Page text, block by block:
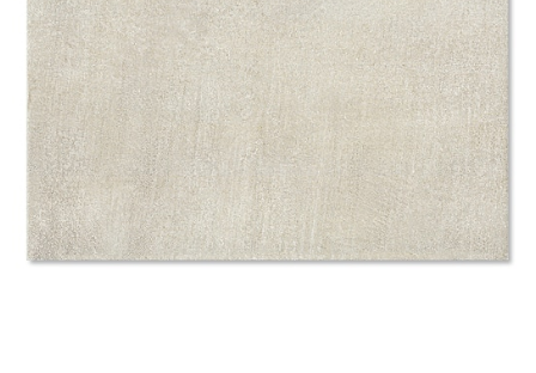
内装用建材 パネル・壁材
ロートアイアン 天然石・石材
メンテナンス・施工材 新商品
BOX
お役立ち情報 住まいのスタイリング
アイデア
ミラタップ チャンネル
オンライン相談
タ
イ
ル
屋
内
床・